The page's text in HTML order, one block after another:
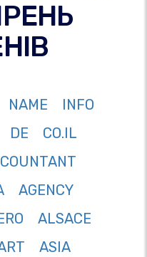
NAME
INFO
DE
CO.IL
AGENCY
ALSACE
ASIA